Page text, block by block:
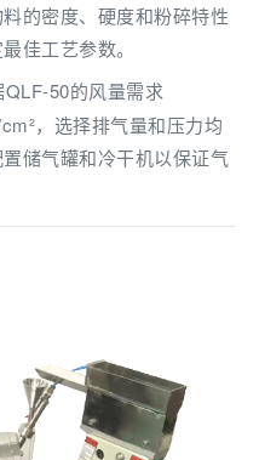
的密度、硬度和粉碎特性
佳工艺参数。
QLF-50的风量需求
，选择排气量和压力均
储气罐和冷干机以保证气